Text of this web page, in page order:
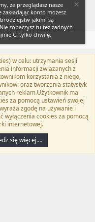
Polski (PL)
Pomoc
XenForo Ltd.
Xenforo Add-ons
że przeglądasz nasze
konto możesz
jakimi są
zobaczysz tu też żadnych
Ci tylko chwilę.
w celu: utrzymania sesji
informacji związanych z
korzystania z niego,
oraz tworzenia statystyk
reklam.Użytkownik ma
za pomocą ustawień swojej
zgodę na używanie i
cookies za pomocą
internetowej.
się więcej.…